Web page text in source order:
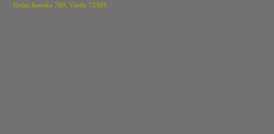
Dolní Jasenka 769,Vsetín 75501